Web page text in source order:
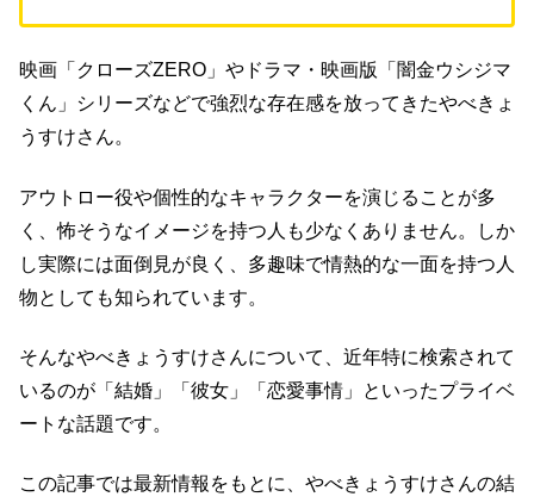
映画「クローズZERO」やドラマ・映画版「闇金ウシジマ
くん」シリーズなどで強烈な存在感を放ってきたやべきょ
うすけさん。
アウトロー役や個性的なキャラクターを演じることが多
く、怖そうなイメージを持つ人も少なくありません。しか
し実際には面倒見が良く、多趣味で情熱的な一面を持つ人
物としても知られています。
そんなやべきょうすけさんについて、近年特に検索されて
いるのが「結婚」「彼女」「恋愛事情」といったプライベ
ートな話題です。
この記事では最新情報をもとに、やべきょうすけさんの結